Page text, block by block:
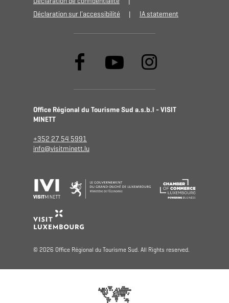
Déclaration sur l'accessibilité
IA statement
Office Régional du Tourisme Sud a.s.b.l - VISIT
MINETT
+352 27 54 5991
info@visitminett.lu
© 2026 Office Régional du Tourisme Sud. All Rights reserved.